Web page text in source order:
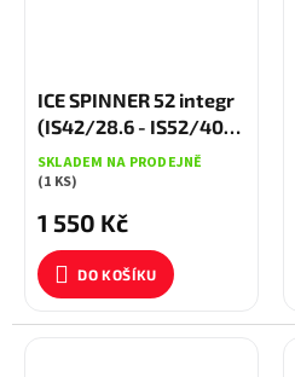
ICE SPINNER 52 integr
(IS42/28.6 - IS52/40)
Červené
SKLADEM NA PRODEJNĚ
(1 KS)
1 550 Kč
DO KOŠÍKU